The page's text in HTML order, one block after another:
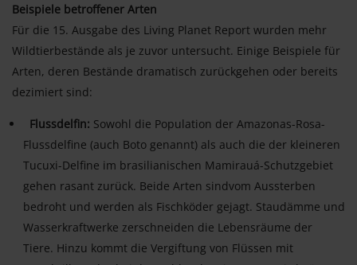
Beispiele betroffener Arten
Für die 15. Ausgabe des Living Planet Report wurden mehr
Wildtierbestände als je zuvor untersucht. Einige Beispiele für
Arten, deren Bestände dramatisch zurückgehen oder bereits
dezimiert sind:
Flussdelfin: Sowohl die Population der Amazonas-Rosa-
Flussdelfine (auch Boto genannt) als auch die der kleineren
Tucuxi-Delfine im brasilianischen Mamirauá-Schutzgebiet
gehen rasant zurück. Beide Arten sindvom Aussterben
bedroht und werden als Fischköder gejagt. Staudämme und
Wasserkraftwerke zerschneiden die Lebensräume der
Tiere. Hinzu kommt die Vergiftung von Flüssen mit